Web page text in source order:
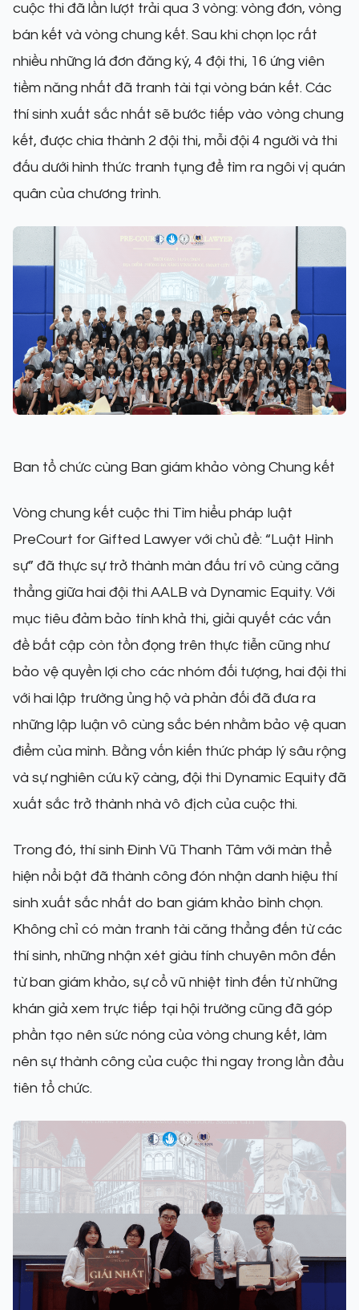
cuộc thi đã lần lượt trải qua 3 vòng: vòng đơn, vòng
bán kết và vòng chung kết. Sau khi chọn lọc rất
nhiều những lá đơn đăng ký, 4 đội thi, 16 ứng viên
tiềm năng nhất đã tranh tài tại vòng bán kết. Các
thí sinh xuất sắc nhất sẽ bước tiếp vào vòng chung
kết, được chia thành 2 đội thi, mỗi đội 4 người và thi
đấu dưới hình thức tranh tụng để tìm ra ngôi vị quán
quân của chương trình.
Ban tổ chức cùng Ban giám khảo vòng Chung kết
Vòng chung kết cuộc thi Tìm hiểu pháp luật
PreCourt for Gifted Lawyer với chủ đề: “Luật Hình
sự” đã thực sự trở thành màn đấu trí vô cùng căng
thẳng giữa hai đội thi AALB và Dynamic Equity. Với
mục tiêu đảm bảo tính khả thi, giải quyết các vấn
đề bất cập còn tồn đọng trên thực tiễn cũng như
bảo vệ quyền lợi cho các nhóm đối tượng, hai đội thi
với hai lập trường ủng hộ và phản đối đã đưa ra
những lập luận vô cùng sắc bén nhằm bảo vệ quan
điểm của mình. Bằng vốn kiến thức pháp lý sâu rộng
và sự nghiên cứu kỹ càng, đội thi Dynamic Equity đã
xuất sắc trở thành nhà vô địch của cuộc thi.
Trong đó, thí sinh Đinh Vũ Thanh Tâm với màn thể
hiện nổi bật đã thành công đón nhận danh hiệu thí
sinh xuất sắc nhất do ban giám khảo bình chọn.
Không chỉ có màn tranh tài căng thẳng đến từ các
thí sinh, những nhận xét giàu tính chuyên môn đến
từ ban giám khảo, sự cổ vũ nhiệt tình đến từ những
khán giả xem trực tiếp tại hội trường cũng đã góp
phần tạo nên sức nóng của vòng chung kết, làm
nên sự thành công của cuộc thi ngay trong lần đầu
tiên tổ chức.